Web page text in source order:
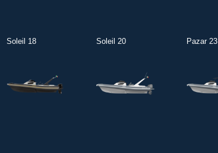
Soleil 18 Soleil 20 Pazar 23